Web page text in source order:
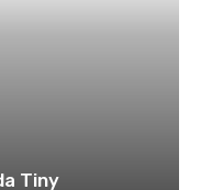
Tiny